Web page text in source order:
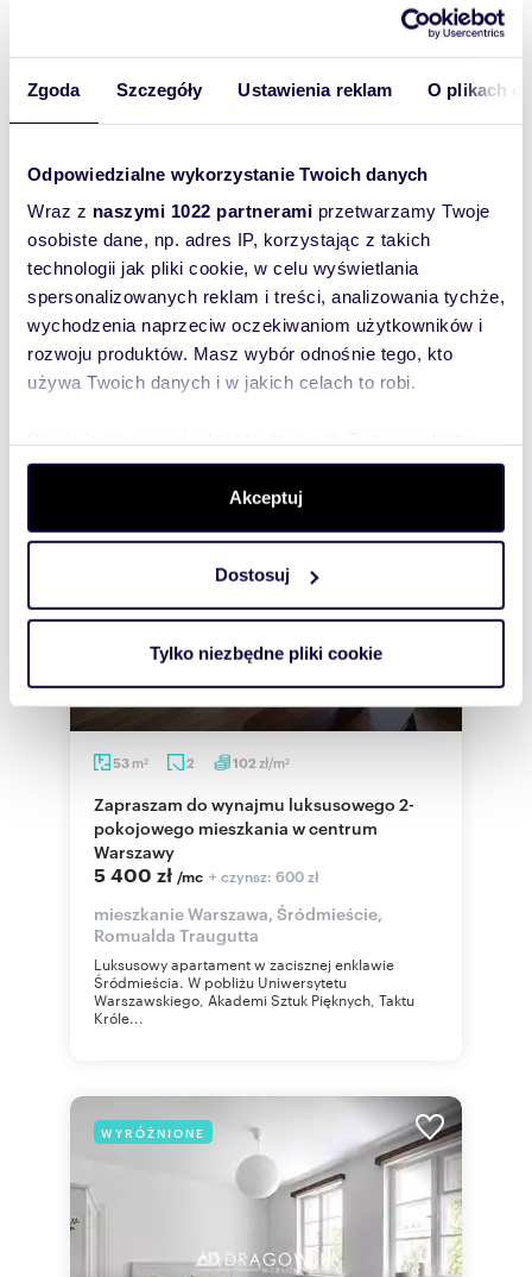
Zgoda Szczegóły Ustawienia reklam O plikach
Odpowiedzialne wykorzystanie Twoich danych
Wraz z naszymi 1022 partnerami przetwarzamy Twoje
osobiste dane, np. adres IP, korzystając z takich
technologii jak pliki cookie, w celu wyświetlania
spersonalizowanych reklam i treści, analizowania tychże,
wychodzenia naprzeciw oczekiwaniom użytkowników i
rozwoju produktów. Masz wybór odnośnie tego, kto
używa Twoich danych i w jakich celach to robi.
dane są przetwarzane oraz ustaw własne preferencje w
. W Deklaracji plików cookie możesz
zmienić lub wycofać swoją zgodę w dowolnej chwili.
Wykorzystujemy pliki cookie do spersonalizowania treści
i reklam, aby oferować funkcje społecznościowe i
korzystasz z naszej witryny, udostępniamy partnerom
Partnerzy mogą połączyć te informacje z innymi danymi
otrzymanymi od Ciebie lub uzyskanymi podczas
Akceptuj
Dostosuj
Tylko niezbędne pliki cookie
30m2 1 88zł/m2
Zapraszam do wynajęcia 30 m² w cichym
2 650 zł/mc
mieszkanie Warszawa, Śródmieście,
Dubois Stanisława
Mieszkanie z widną kuchnią oraz dużym balkonem.
Zlokalizowane w bardzo cichym i pełnym zieleni
rejonie Muranowa (ul. Dubois). Lo...
53 m2 2 102 zł/m2
Zapraszam do wynajmu luksusowego 2-
pokojowego mieszkania w centrum
Warszawy
5 400 zł /mc + czynsz: 600 zł
mieszkanie Warszawa, Śródmieście,
Romualda Traugutta
Luksusowy apartament w zacisznej enklawie
Śródmieścia. W pobliżu Uniwersytetu
Warszawskiego, Akademi Sztuk Pięknych, Taktu
Króle...
WYRÓŻNIONE